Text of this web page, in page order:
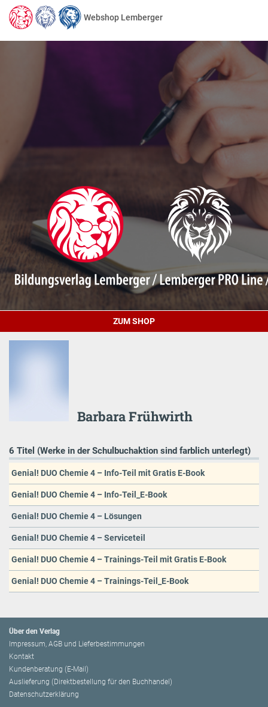
Webshop Lemberger
ZUM SHOP
Barbara Frühwirth
6 Titel (Werke in der Schulbuchaktion sind farblich unterlegt)
Genial! DUO Chemie 4 – Info-Teil mit Gratis E-Book
Genial! DUO Chemie 4 – Info-Teil_E-Book
Genial! DUO Chemie 4 – Lösungen
Genial! DUO Chemie 4 – Serviceteil
Genial! DUO Chemie 4 – Trainings-Teil mit Gratis E-Book
Genial! DUO Chemie 4 – Trainings-Teil_E-Book
Über den Verlag
Impressum, AGB und Lieferbestimmungen
Kontakt
Kundenberatung (E-Mail)
Auslieferung (Direktbestellung für den Buchhandel)
Datenschutzerklärung